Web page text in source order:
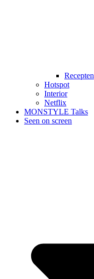
Recepten
Hotspot
Interior
Netflix
MONSTYLE Talks
Seen on screen